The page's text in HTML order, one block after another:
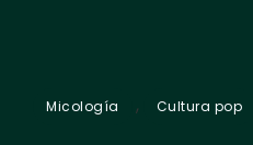
Micología , Cultura pop